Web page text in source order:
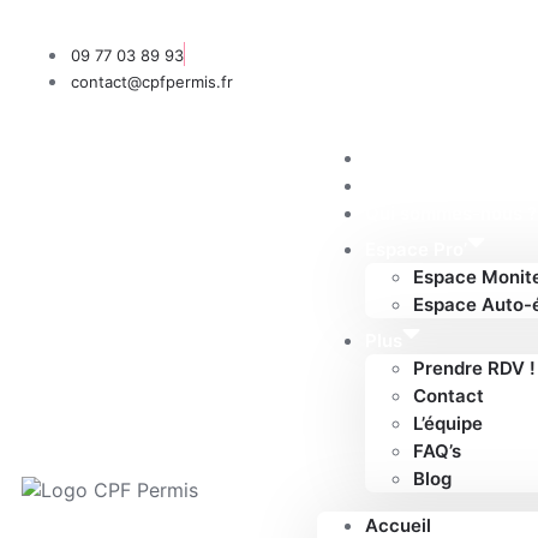
09 77 03 89 93
contact@cpfpermis.fr
Espace
Espace Auto-
Prendre RDV !
Contact
L’équipe
FAQ’s
Blog
Accueil